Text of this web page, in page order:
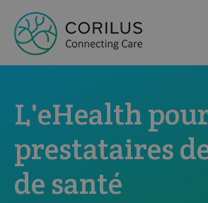
L'eHealth
prestataires
de santé